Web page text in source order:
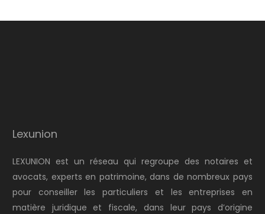
Lexunion
LEXUNION est un réseau qui regroupe des notaires et
avocats, experts en patrimoine, dans de nombreux pays
pour conseiller les particuliers et les entreprises en
matière juridique et fiscale, dans leur pays d’origine